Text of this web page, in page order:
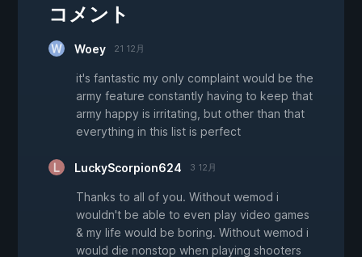
コメント
Woey 21 12月
it's fantastic my only complaint would be the
army feature constantly having to keep that
army happy is irritating, but other than that
everything in this list is perfect
LuckyScorpion624 3 12月
Thanks to all of you. Without wemod i
wouldn't be able to even play video games
& my life would be boring. Without wemod i
would die nonstop when playing shooters